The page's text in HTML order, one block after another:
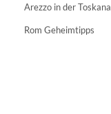
Arezzo in der Toskana
Rom Geheimtipps